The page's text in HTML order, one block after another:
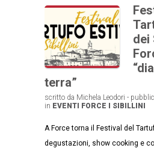
dei
terra”
scritto da Michela Leodori -
in EVENTI FORCE I SIBILLINI
A Force torna il Festival del
degustazioni, show cooking e